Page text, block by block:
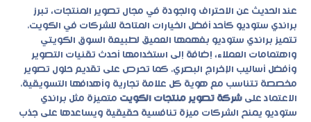
عند الحديث عن الاحتراف والجودة في مجال تصوير المنتجات، تبرز
براندي ستوديو كأحد أفضل الخيارات المتاحة للشركات في الكويت.
تتميز براندي ستوديو بفهمها العميق لطبيعة السوق الكويتي
واهتمامات العملاء، إضافة إلى استخدامها أحدث تقنيات التصوير
وأفضل أساليب الإخراج البصري. كما تحرص على تقديم حلول تصوير
مخصصة تتناسب مع هوية كل علامة تجارية وأهدافها التسويقية.
الاعتماد على شركة تصوير منتجات الكويت متميزة مثل براندي
ستوديو يمنح الشركات ميزة تنافسية حقيقية ويساعدها على جذب